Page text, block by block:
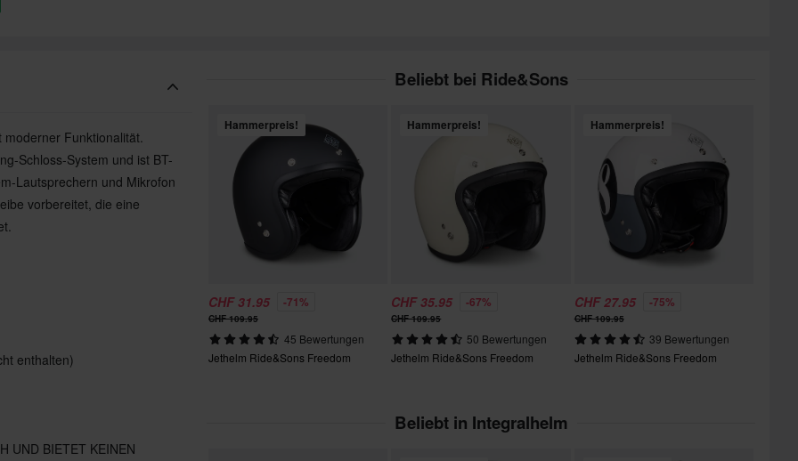
Funktionalität.
Schloss-System und ist BT-
Lautsprechern und Mikrofon
vorbereitet, die eine
enthalten)
UND BIETET KEINEN
Beliebt bei Ride&Sons
Hammerpreis!
CHF 31.95 -71%
CHF 109.95
45 Bewertungen
Jethelm Ride&Sons Freedom
Hammerpreis!
CHF 35.95 -67%
CHF 109.95
50 Bewertungen
Jethelm Ride&Sons Freedom
Hammerpreis!
CHF 27.95 -75%
CHF 109.95
39 Bewertungen
Jethelm Ride&Sons Freedom
Beliebt in Integralhelm